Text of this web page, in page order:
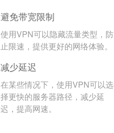
避免带宽限制
使用VPN可以隐藏流量类型，防
止限速，提供更好的网络体验。
减少延迟
在某些情况下，使用VPN可以选
择更快的服务器路径，减少延
迟，提高网速。